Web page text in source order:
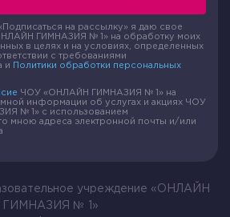
на рассылку» я даю свое
ГИМНАЗИЯ № 1» на обработку моих
в целях и на условиях, определенных
с требованиями
и
Политики обработки персональных
ЧОУ «ОНЛАЙН ГИМНАЗИЯ № 1» на
информации об услугах и акциях ЧОУ
№ 1» с использованием
мною адреса электронной почты и/или
учреждение «ОНЛАЙН
ГИМНАЗИЯ № 1»